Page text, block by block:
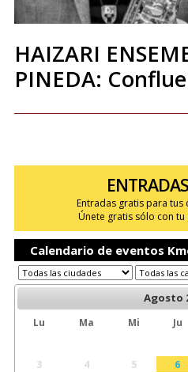
HAIZARI
PINEDA:
Entradas gratis para
Únete gratis sólo con tu
Calendario de eventos
Agosto
Lu Ma Mi Ju
3
4 5 6